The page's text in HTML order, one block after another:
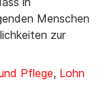
Menschen
zur
Pflege, Lohn